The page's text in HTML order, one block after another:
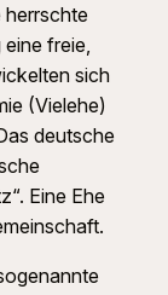
herrschte
freie,
sich
(Vielehe)
deutsche
Eine Ehe